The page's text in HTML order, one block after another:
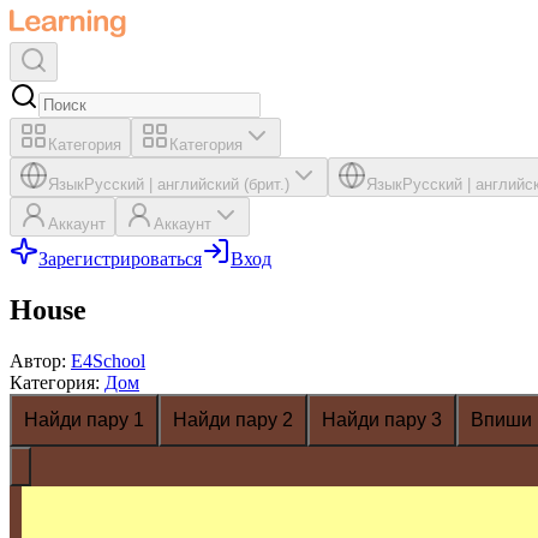
Категория Категория
ЯзыкРусский английский (брит.) ЯзыкРусский
Аккаунт Аккаунт
Зарегистрироваться Вход
House
Автор: E4School
Категория: Дом
Найди пару 1
Найди пару 2 Найди пару 3 Впиши